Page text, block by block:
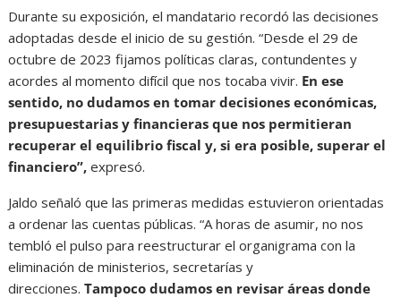
Durante su exposición, el mandatario recordó las decisiones
adoptadas desde el inicio de su gestión. “Desde el 29 de
octubre de 2023 fijamos políticas claras, contundentes y
acordes al momento difícil que nos tocaba vivir. En ese
sentido, no dudamos en tomar decisiones económicas,
presupuestarias y financieras que nos permitieran
recuperar el equilibrio fiscal y, si era posible, superar el
financiero”, expresó.
Jaldo señaló que las primeras medidas estuvieron orientadas
a ordenar las cuentas públicas. “A horas de asumir, no nos
tembló el pulso para reestructurar el organigrama con la
eliminación de ministerios, secretarías y
direcciones.Tampoco dudamos en revisar áreas donde